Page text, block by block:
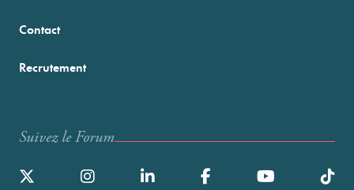
Contact
Recrutement
Suivez le Forum